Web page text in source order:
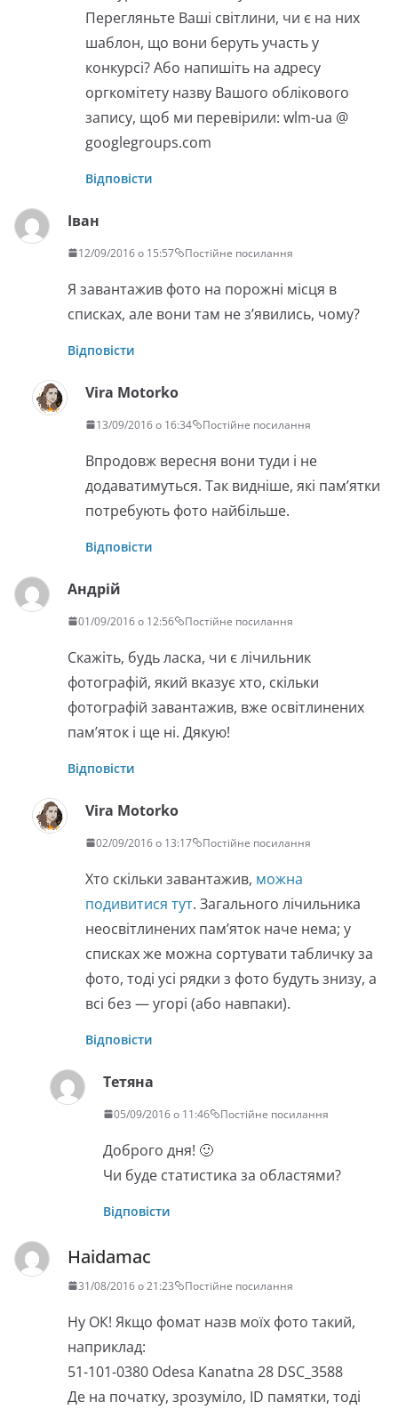
Перегляньте Ваші світлини, чи є на них
шаблон, що вони беруть участь у
конкурсі? Або напишіть на адресу
оргкомітету назву Вашого облікового
запису, щоб ми перевірили: wlm-ua @
googlegroups.com
Відповісти
Іван
12/09/2016 о 15:57 Постійне посилання
Я завантажив фото на порожні місця в
списках, але вони там не з’явились, чому?
Відповісти
Vira Motorko
13/09/2016 о 16:34 Постійне посилання
Впродовж вересня вони туди і не
додаватимуться. Так видніше, які пам’ятки
потребують фото найбільше.
Відповісти
Андрій
01/09/2016 о 12:56 Постійне посилання
Скажіть, будь ласка, чи є лічильник
фотографій, який вказує хто, скільки
фотографій завантажив, вже освітлинених
пам’яток і ще ні. Дякую!
Відповісти
Vira Motorko
02/09/2016 о 13:17 Постійне посилання
Хто скільки завантажив, можна
подивитися тут. Загального лічильника
неосвітлинених пам’яток наче нема; у
списках же можна сортувати табличку за
фото, тоді усі рядки з фото будуть знизу, а
всі без — угорі (або навпаки).
Відповісти
Тетяна
05/09/2016 о 11:46 Постійне посилання
Доброго дня! 🙂
Чи буде статистика за областями?
Відповісти
Haidamac
31/08/2016 о 21:23 Постійне посилання
Ну ОК! Якщо фомат назв моїх фото такий,
наприклад:
51-101-0380 Odesa Kanatna 28 DSC_3588
Де на початку, зрозуміло, ID памятки, тоді